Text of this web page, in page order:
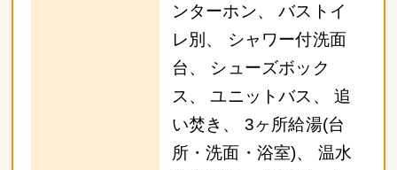
ンターホン、 バストイ
レ別、 シャワー付洗面
台、 シューズボック
ス、 ユニットバス、 追
い焚き、 3ヶ所給湯(台
所・洗面・浴室)、 温水